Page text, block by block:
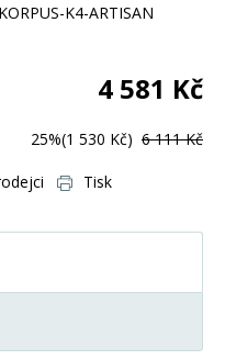
K4-ARTISAN
4 581 Kč
25%(1 530 Kč) 6 111 Kč
Tisk